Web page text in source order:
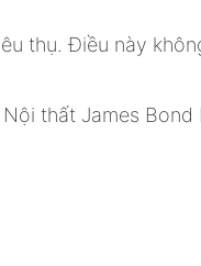
thụ. Điều này
thất James